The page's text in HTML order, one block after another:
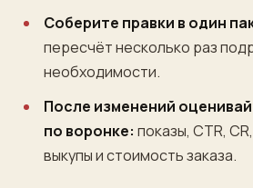
Соберите правки в один
пересчёт несколько раз
необходимости.
После изменений
по воронке: показы, CTR,
выкупы и стоимость заказа.